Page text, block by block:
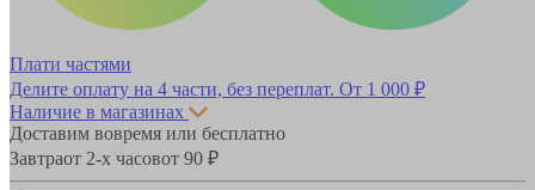
Плати частями
Делите оплату на 4 части, без переплат. От 1 000 ₽
Наличие в магазинах
Доставим вовремя или бесплатно
Завтраот 2-х часовот 90 ₽